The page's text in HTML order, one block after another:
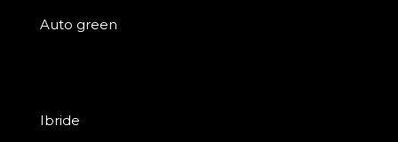
Auto green
Ibride